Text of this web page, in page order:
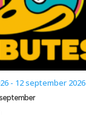
- 12 september 2026